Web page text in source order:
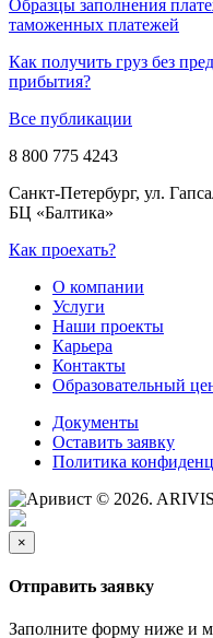
Образцы заполнения
таможенных платежей
Как получить груз без
прибытия?
Все публикации
8 800 775 4243
Санкт-Петербург, ул.
БЦ «Балтика»
Как проехать?
О компании
Услуги
Наши проекты
Карьера
Контакты
Образовательный
Документы
Оставить заявку
Политика
© 2026.
×
Отправить заявку
Заполните форму ниже и